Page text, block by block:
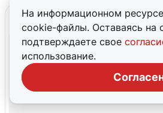
На информационном
cookie-файлы. Оставаясь на
подтверждаете свое
использование.